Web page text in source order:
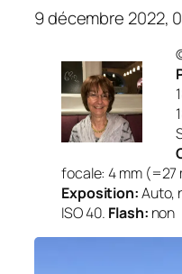
9 décembre 2022,
focale: 4 mm (=27
Exposition:Auto,
ISO 40. Flash: non